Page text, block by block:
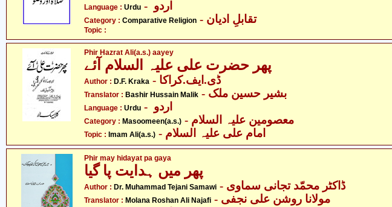
Language : Urdu
Category : Comparative Religion - تقابلِ ادیان
Topic :
Phir Hazrat Ali(a.s.) aayey
پھر حضرت علی علیہ السلام آئے
Author : D.F. Kraka - ڈی.ایف.کراکا
Translator : Bashir Hussain Malik - بشیر حسین ملک
Language : Urdu
Category : Masoomeen(a.s.)
Topic : Imam Ali(a.s.) - امام علی علیہ السلام
Phir may hidayat pa gaya
پھر میں ہدایت پا گیا
Author : Dr. Muhammad Tejani Samawi - ڈاکٹر محمّد تجانی سماوی
Translator : Molana Roshan Ali Najafi - مولانا روشن علی نجفی